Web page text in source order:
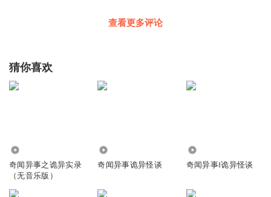
查看更多评论
猜你喜欢
奇闻异事之诡异实录
（无音乐版）
奇闻异事诡异怪谈 奇闻异事‖诡异怪谈